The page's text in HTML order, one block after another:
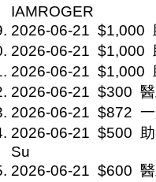
IAMROGER
2026-06-21 $1,000
2026-06-21 $1,000
2026-06-21 $1,000
2026-06-21 $300
2026-06-21 $872
2026-06-21 $500
Su
2026-06-21 $600